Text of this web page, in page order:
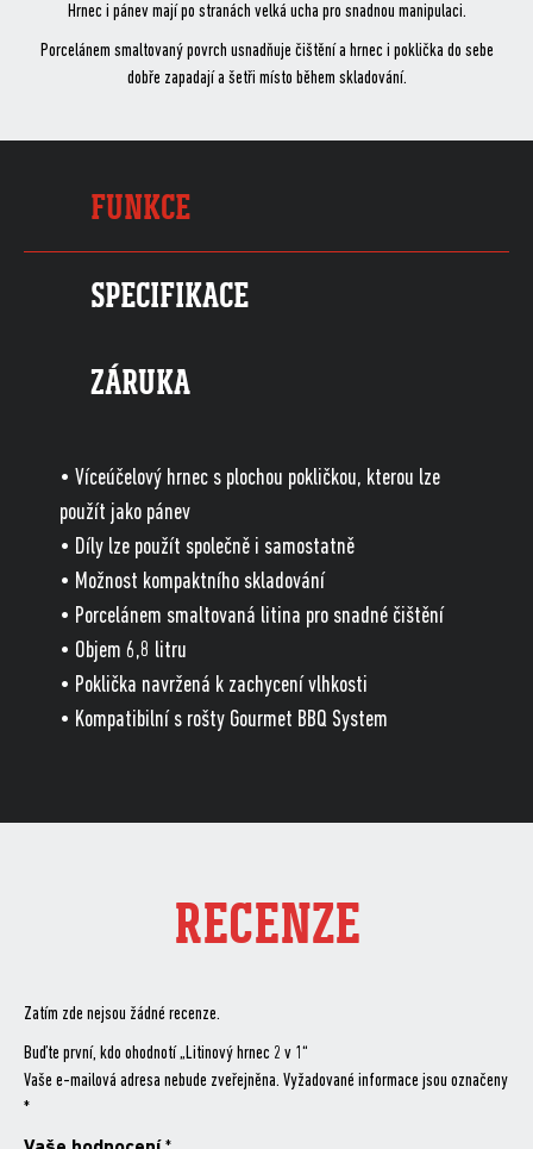
Hrnec i pánev mají po stranách velká ucha pro snadnou manipulaci.
Porcelánem smaltovaný povrch usnadňuje čištění a hrnec i poklička do sebe
dobře zapadají a šetři místo během skladování.
FUNKCE
SPECIFIKACE
ZÁRUKA
• Víceúčelový hrnec s plochou pokličkou, kterou lze
použít jako pánev
• Díly lze použít společně i samostatně
• Možnost kompaktního skladování
• Porcelánem smaltovaná litina pro snadné čištění
• Objem 6,8 litru
• Poklička navržená k zachycení vlhkosti
• Kompatibilní s rošty Gourmet BBQ System
RECENZE
Zatím zde nejsou žádné recenze.
Buďte první, kdo ohodnotí „Litinový hrnec 2 v 1“
Vaše e-mailová adresa nebude zveřejněna. Vyžadované informace jsou označeny
*